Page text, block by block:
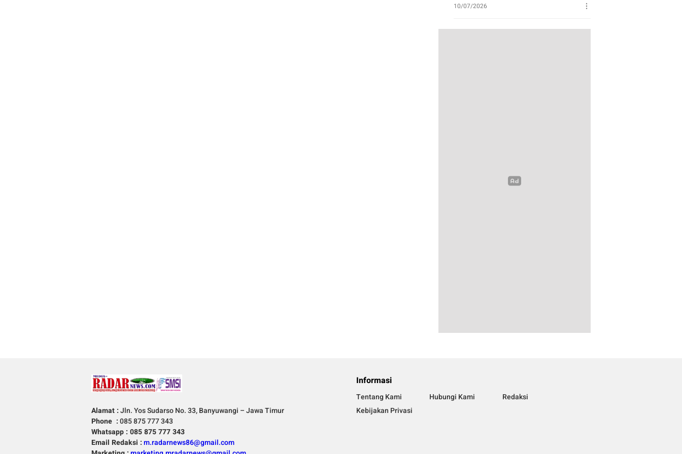
10/07/2026
Alamat :Jln. Yos Sudarso No. 33, Banyuwangi – Jawa Timur
Phone :085 875 777 343
Whatsapp : 085 875 777 343
Email Redaksi :m.radarnews86@gmail.com
Informasi
Tentang Kami Hubungi Kami
Redaksi
Kebijakan Privasi